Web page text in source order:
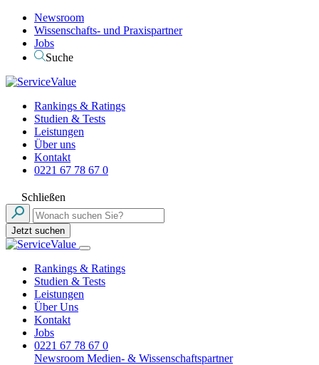
Newsroom
Wissenschafts- und Praxispartner
Jobs
Suche
Rankings & Ratings
Studien & Tests
Leistungen
Über uns
Kontakt
0221 67 78 67 0
Schließen
Jetzt suchen
Rankings & Ratings
Studien & Tests
Leistungen
Über Uns
Kontakt
Jobs
0221 67 78 67 0
Newsroom Medien- & Wissenschaftspartner